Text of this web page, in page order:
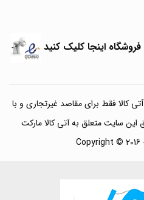
اینجا کلیک کنید
کالا فقط برای مقاصد غیرتجاری و با
این سایت متعلق به آتی کالا مارکت